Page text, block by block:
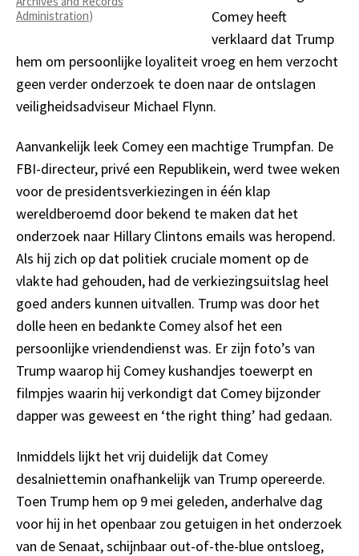
Administration)
Comey heeft
verklaard dat Trump
hem om persoonlijke loyaliteit vroeg en hem verzocht
geen verder onderzoek te doen naar de ontslagen
veiligheidsadviseur Michael Flynn.
Aanvankelijk leek Comey een machtige Trumpfan. De
FBI-directeur, privé een Republikein, werd twee weken
voor de presidentsverkiezingen in één klap
wereldberoemd door bekend te maken dat het
onderzoek naar Hillary Clintons emails was heropend.
Als hij zich op dat politiek cruciale moment op de
vlakte had gehouden, had de verkiezingsuitslag heel
goed anders kunnen uitvallen. Trump was door het
dolle heen en bedankte Comey alsof het een
persoonlijke vriendendienst was. Er zijn foto’s van
Trump waarop hij Comey kushandjes toewerpt en
filmpjes waarin hij verkondigt dat Comey bijzonder
dapper was geweest en ‘the right thing’ had gedaan.
Inmiddels lijkt het vrij duidelijk dat Comey
desalniettemin onafhankelijk van Trump opereerde.
Toen Trump hem op 9 mei geleden, anderhalve dag
voor hij in het openbaar zou getuigen in het onderzoek
van de Senaat, schijnbaar out-of-the-blue ontsloeg,